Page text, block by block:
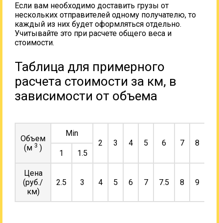
Если вам необходимо доставить грузы от
нескольких отправителей одному получателю, то
каждый из них будет оформляться отдельно.
Учитывайте это при расчете общего веса и
стоимости.
Таблица для примерного
расчета стоимости за км, в
зависимости от объема
Объем
(м 3 )
Min
2
3 4 5 6 7 8
1
1.5
Цена
(руб./
км)
2.5 3 4 5 6 7 7.5 8 9